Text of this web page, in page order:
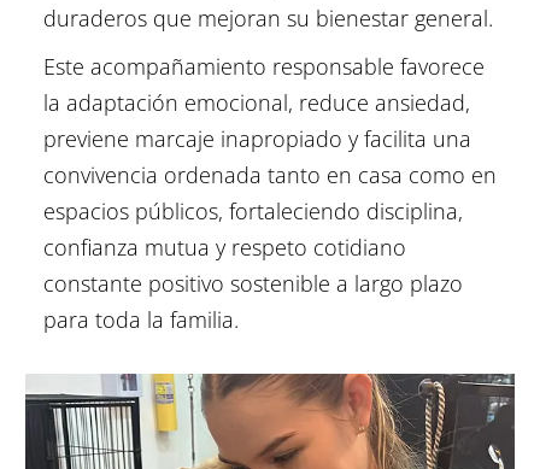
duraderos que mejoran su bienestar general.
Este acompañamiento responsable favorece
la adaptación emocional, reduce ansiedad,
previene marcaje inapropiado y facilita una
convivencia ordenada tanto en casa como en
espacios públicos, fortaleciendo disciplina,
confianza mutua y respeto cotidiano
constante positivo sostenible a largo plazo
para toda la familia.